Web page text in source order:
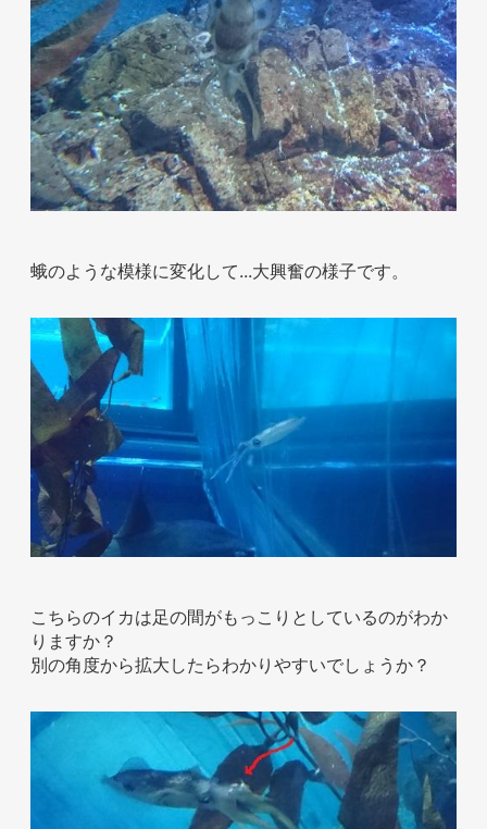
蛾のような模様に変化して...大興奮の様子です。
こちらのイカは足の間がもっこりとしているのがわか
りますか？
別の角度から拡大したらわかりやすいでしょうか？